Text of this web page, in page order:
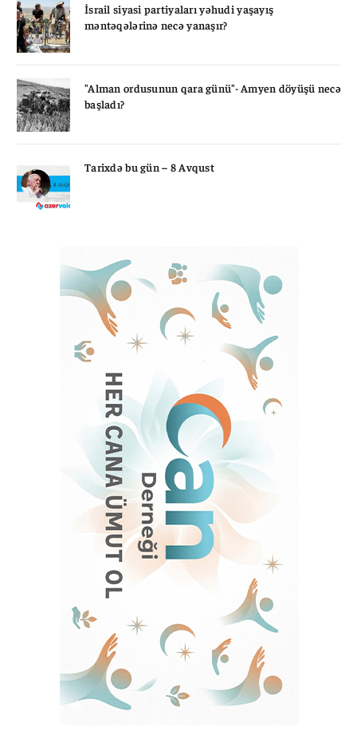
İsrail siyasi partiyaları yəhudi yaşayış
məntəqələrinə necə yanaşır?
"Alman ordusunun qara günü"- Amyen döyüşü necə
başladı?
Tarixdə bu gün – 8 Avqust